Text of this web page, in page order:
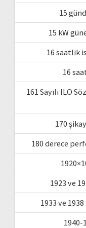
15
15 kW
16 saatlik
16
161 Sayılı ILO
170
180 derece
1923 ve
1933 ve
1940-